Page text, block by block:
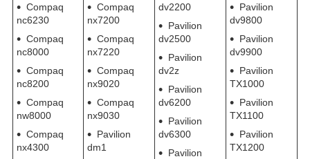
Compaq
nc6230
Compaq
nc8000
Compaq
nc8200
Compaq
nw8000
Compaq
nx4300
Compaq
nx7200
Compaq
nx7220
Compaq
nx9020
Compaq
nx9030
Pavilion
dm1
dv2200
Pavilion
dv2500
Pavilion
dv2z
Pavilion
dv6200
Pavilion
dv6300
Pavilion
Pavilion
dv9800
Pavilion
dv9900
Pavilion
TX1000
Pavilion
TX1100
Pavilion
TX1200